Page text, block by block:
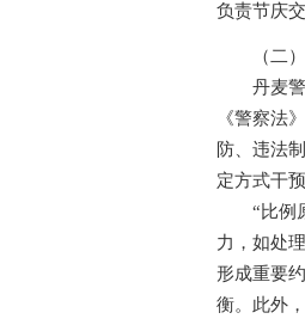
负责节庆
（二）
丹麦警务
《警察法
防、违法
定方式干
“比例原
力，如处
形成重要
衡。此外